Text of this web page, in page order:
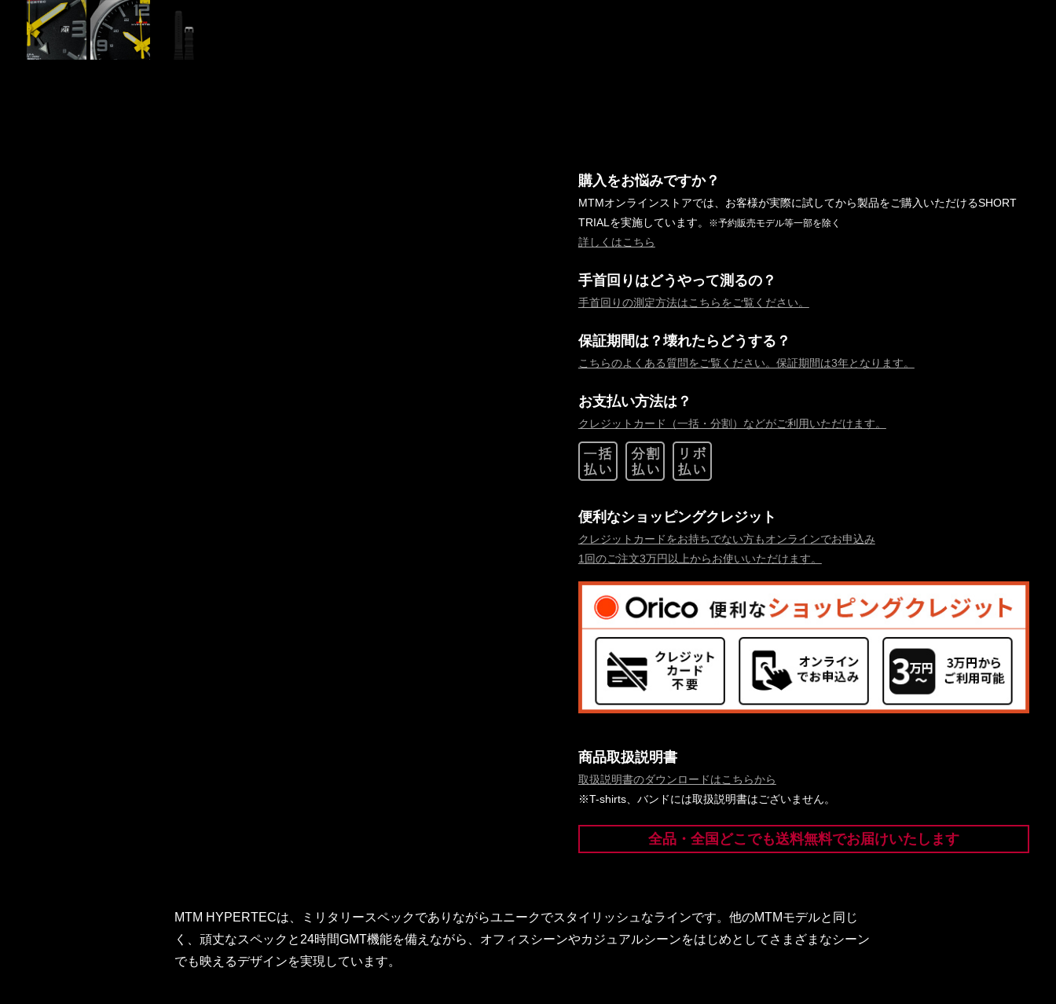
購入をお悩みですか？
MTMオンラインストアでは、お客様が実際に試してから製品をご購入いただけるSHORT
TRIALを実施しています。
※予約販売モデル等一部を除く
詳しくはこちら
手首回りはどうやって測るの？
手首回りの測定方法はこちらをご覧ください。
保証期間は？壊れたらどうする？
こちらのよくある質問をご覧ください。保証期間は3年となります。
お支払い方法は？
クレジットカード（一括・分割）などがご利用いただけます。
便利なショッピングクレジット
クレジットカードをお持ちでない方もオンラインでお申込み
1回のご注文3万円以上からお使いいただけます。
商品取扱説明書
取扱説明書のダウンロードはこちらから
※T-shirts、バンドには取扱説明書はございません。
全品・全国どこでも送料無料でお届けいたします
MTM HYPERTECは、ミリタリースペックでありながらユニークでスタイリッシュなラインです。他のMTMモデルと同じ
く、頑丈なスペックと24時間GMT機能を備えながら、オフィスシーンやカジュアルシーンをはじめとしてさまざまなシーン
でも映えるデザインを実現しています。